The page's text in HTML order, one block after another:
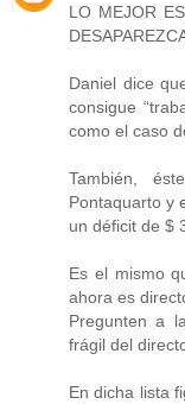
LO MEJOR
Daniel dice
consigue
como el caso
También,
Pontaquarto y
un déficit de $
Es el mismo
ahora es
Pregunten a
frágil del
En dicha lista